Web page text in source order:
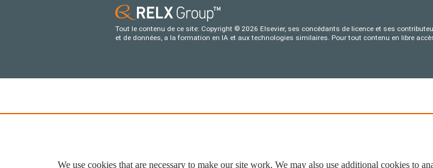
Tout le contenu de ce site: Copyright © 2026 Elsevier, ses concédants de licence et ses
et de données, a la formation en IA et aux technologies similaires. Pour tout contenu en libre
We use cookies that are necessary to make our site work. We may also use additional cookies to